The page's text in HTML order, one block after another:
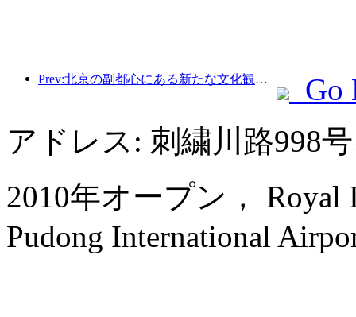
Prev:北京の副都心にある新たな文化観光ランドマーク、ピナクルパークが今年正式にオープンする。
Go
アドレス: 刺繍川路998
2010年オープン， Royal
Pudong International